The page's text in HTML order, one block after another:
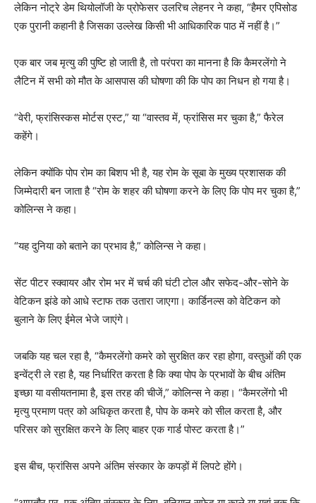
लेकिन नोट्रे डेम थियोलॉजी के प्रोफेसर उलरिच लेहनर ने कहा, “हैमर एपिसोड
एक पुरानी कहानी है जिसका उल्लेख किसी भी आधिकारिक पाठ में नहीं है।”
एक बार जब मृत्यु की पुष्टि हो जाती है, तो परंपरा का मानना ​​है कि कैमरलेंगो ने
लैटिन में सभी को मौत के आसपास की घोषणा की कि पोप का निधन हो गया है।
“वेरी, फ्रांसिस्कस मोर्टस एस्ट,” या “वास्तव में, फ्रांसिस मर चुका है,” फैरेल
कहेंगे।
लेकिन क्योंकि पोप रोम का बिशप भी है, यह रोम के सूबा के मुख्य प्रशासक की
जिम्मेदारी बन जाता है “रोम के शहर की घोषणा करने के लिए कि पोप मर चुका है,”
कोलिन्स ने कहा।
“यह दुनिया को बताने का प्रभाव है,” कोलिन्स ने कहा।
सेंट पीटर स्क्वायर और रोम भर में चर्च की घंटी टोल और सफेद-और-सोने के
वेटिकन झंडे को आधे स्टाफ तक उतारा जाएगा। कार्डिनल्स को वेटिकन को
बुलाने के लिए ईमेल भेजे जाएंगे।
जबकि यह चल रहा है, “कैमरलेंगो कमरे को सुरक्षित कर रहा होगा, वस्तुओं की एक
इन्वेंट्री ले रहा है, यह निर्धारित करता है कि क्या पोप के प्रभावों के बीच अंतिम
इच्छा या वसीयतनामा है, इस तरह की चीजें,” कोलिन्स ने कहा। “कैमरलेंगो भी
मृत्यु प्रमाण पत्र को अधिकृत करता है, पोप के कमरे को सील करता है, और
परिसर को सुरक्षित करने के लिए बाहर एक गार्ड पोस्ट करता है।”
इस बीच, फ्रांसिस अपने अंतिम संस्कार के कपड़ों में लिपटे होंगे।